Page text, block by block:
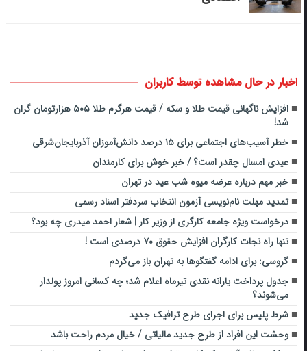
اخبار در حال مشاهده توسط کاربران
افزایش ناگهانی قیمت طلا و سکه / قیمت هرگرم طلا ۵۰۵ هزارتومان گران
شد!
خطر آسیب‌های اجتماعی برای ۱۵ درصد دانش‌آموزان آذربایجان‌شرقی
عیدی امسال چقدر است؟ / خبر خوش برای کارمندان
خبر مهم درباره عرضه میوه شب عید در تهران
تمدید مهلت نام‌نویسی آزمون انتخاب سردفتر اسناد رسمی
درخواست ویژه جامعه کارگری از وزیر کار | شعار احمد میدری چه بود؟
تنها راه نجات کارگران افزایش حقوق ۷۰ درصدی است !
گروسی: برای ادامه گفتگوها به تهران باز می‌گردم
جدول پرداخت یارانه نقدی تیرماه اعلام شد؛ چه کسانی امروز پولدار
می‌شوند؟
شرط پلیس برای اجرای طرح ترافیک جدید
وحشت این افراد از طرح جدید مالیاتی / خیال مردم راحت باشد